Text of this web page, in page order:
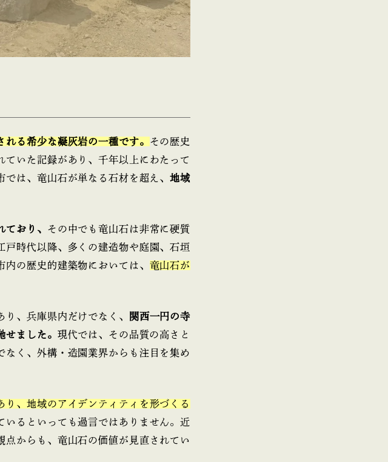
る希少な凝灰岩の一種です。 その歴史
いた記録があり、千年以上にわたって
では、竜山石が単なる石材を超え、地域
おり、 その中でも竜山石は非常に硬質
時代以降、多くの建造物や庭園、石垣
の歴史的建築物においては、 竜山石が
、兵庫県内だけでなく、
関西一円の寺
ました。 現代では、その品質の高さと
く、外構・造園業界からも注目を集め
、地域のアイデンティティを形づくる
いるといっても過言ではありません。近
からも、竜山石の価値が見直されてい